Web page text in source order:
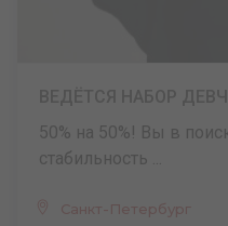
50% на 50%! Вы в
стабильность ...
Санкт-Петербург